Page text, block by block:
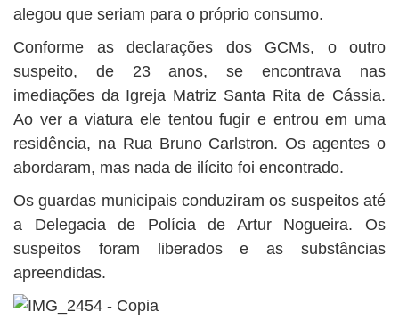
alegou que seriam para o próprio consumo.
Conforme as declarações dos GCMs, o outro
suspeito, de 23 anos, se encontrava nas
imediações da Igreja Matriz Santa Rita de Cássia.
Ao ver a viatura ele tentou fugir e entrou em uma
residência, na Rua Bruno Carlstron. Os agentes o
abordaram, mas nada de ilícito foi encontrado.
Os guardas municipais conduziram os suspeitos até
a Delegacia de Polícia de Artur Nogueira. Os
suspeitos foram liberados e as substâncias
apreendidas.